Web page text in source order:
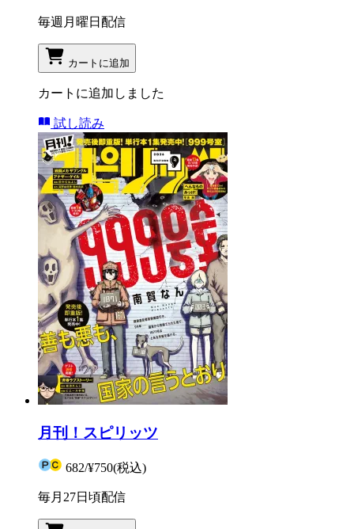
毎週月曜日配信
カートに追加
カートに追加しました
試し読み
月刊！スピリッツ
682/¥750(税込)
毎月27日頃配信